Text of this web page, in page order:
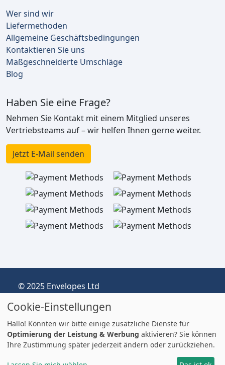
Wer sind wir
Liefermethoden
Allgemeine Geschäftsbedingungen
Kontaktieren Sie uns
Maßgeschneiderte Umschläge
Blog
Haben Sie eine Frage?
Nehmen Sie Kontakt mit einem Mitglied unseres
Vertriebsteams auf – wir helfen Ihnen gerne weiter.
Jetzt E-Mail senden
© 2025 Envelopes Ltd
Königreich, Firmen-Nr.: 03551387
Handelnd unter dem Namen
envelopespackaging.de | Versand vom
Vereinigten Königreich nach Deutschland
Preise in EUR | Zölle & MwSt. können anfallen.
Cookie-Einstellungen
Hallo! Könnten wir bitte einige zusätzliche Dienste für
Optimierung der Leistung & Werbung aktivieren? Sie können
Ihre Zustimmung später jederzeit ändern oder zurückziehen.